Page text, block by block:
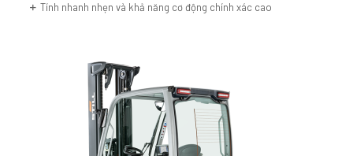
Tính nhanh nhẹn và khả năng cơ động chính xác cao